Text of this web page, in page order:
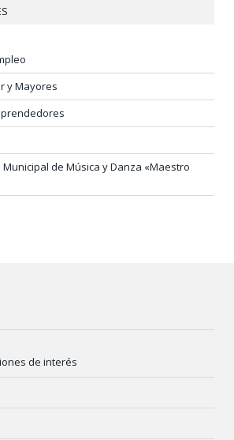
y Mayores
de Música y Danza «Maestro
de interés